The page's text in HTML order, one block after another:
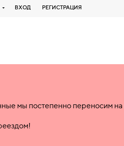
ВХОД РЕГИСТРАЦИЯ
мы постепенно переносим